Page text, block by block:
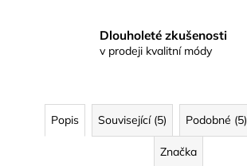
Dlouholeté zkušenosti
v prodeji kvalitní módy
Popis Související (5) Podobné (5)
Značka